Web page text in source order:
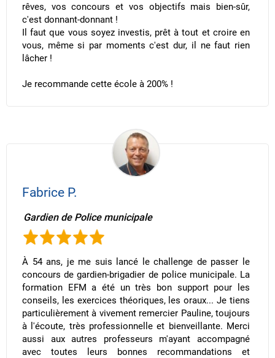
rêves, vos concours et vos objectifs mais bien-sûr,
c'est donnant-donnant !
Il faut que vous soyez investis, prêt à tout et croire en
vous, même si par moments c'est dur, il ne faut rien
lâcher !
Je recommande cette école à 200% !
Fabrice P.
Gardien de Police municipale
À 54 ans, je me suis lancé le challenge de passer le
concours de gardien-brigadier de police municipale. La
formation EFM a été un très bon support pour les
conseils, les exercices théoriques, les oraux... Je tiens
particulièrement à vivement remercier Pauline, toujours
à l'écoute, très professionnelle et bienveillante. Merci
aussi aux autres professeurs m'ayant accompagné
avec toutes leurs bonnes recommandations et